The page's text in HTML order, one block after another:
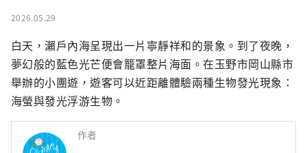
2026.05.29
白天，瀨戶內海呈現出一片寧靜祥和的景象。到了夜晚，
夢幻般的藍色光芒便會籠罩整片海面。在玉野市岡山縣市
舉辦的小團遊，遊客可以近距離體驗兩種生物發光現象：
海螢與發光浮游生物。
作者